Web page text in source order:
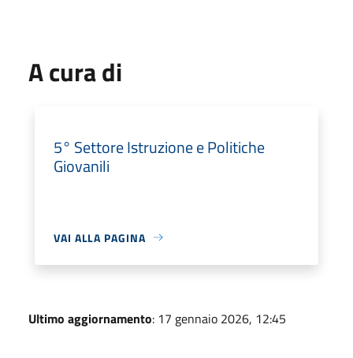
A cura di
5° Settore Istruzione e Politiche
Giovanili
VAI ALLA PAGINA
Ultimo aggiornamento: 17 gennaio 2026, 12:45